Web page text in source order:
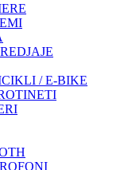
/ E-BIKE